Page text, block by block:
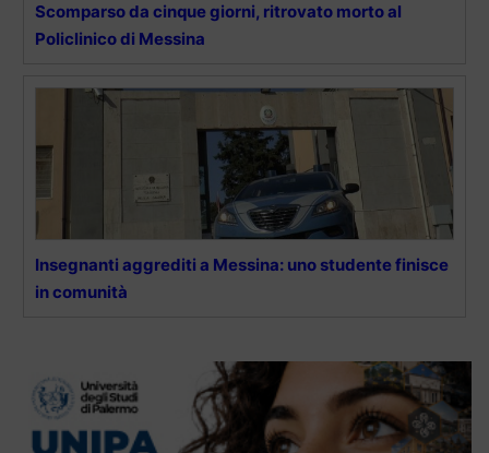
Scomparso da cinque giorni, ritrovato morto al
Policlinico di Messina
Insegnanti aggrediti a Messina: uno studente finisce
in comunità